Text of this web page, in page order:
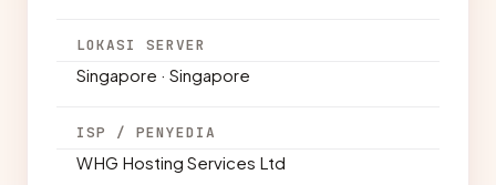
LOKASI SERVER
Singapore · Singapore
ISP / PENYEDIA
WHG Hosting Services Ltd